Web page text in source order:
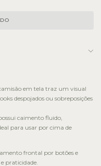
em tela traz um visual
despojados ou sobreposições
caimento fluido,
para usar por cima de
frontal por botões e
praticidade.